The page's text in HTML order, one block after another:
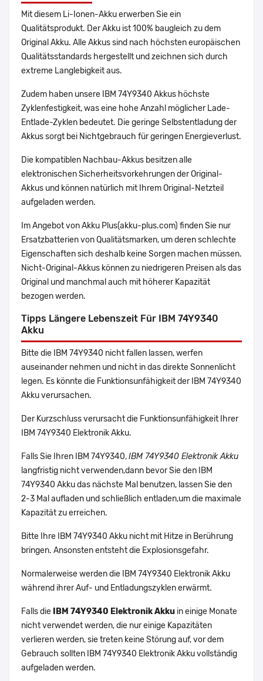
Mit diesem Li-Ionen-Akku erwerben Sie ein
Qualitätsprodukt. Der Akku ist 100% baugleich zu dem
Original Akku. Alle Akkus sind nach höchsten europäischen
Qualitätsstandards hergestellt und zeichnen sich durch
extreme Langlebigkeit aus.
Zudem haben unsere IBM 74Y9340 Akkus höchste
Zyklenfestigkeit, was eine hohe Anzahl möglicher Lade-
Entlade-Zyklen bedeutet. Die geringe Selbstentladung der
Akkus sorgt bei Nichtgebrauch für geringen Energieverlust.
Die kompatiblen Nachbau-Akkus besitzen alle
elektronischen Sicherheitsvorkehrungen der Original-
Akkus und können natürlich mit Ihrem Original-Netzteil
aufgeladen werden.
Im Angebot von Akku Plus(akku-plus.com) finden Sie nur
Ersatzbatterien von Qualitätsmarken, um deren schlechte
Eigenschaften sich deshalb keine Sorgen machen müssen.
Nicht-Original-Akkus können zu niedrigeren Preisen als das
Original und manchmal auch mit höherer Kapazität
bezogen werden.
Tipps Längere Lebenszeit Für IBM 74Y9340
Akku
Bitte die IBM 74Y9340 nicht fallen lassen, werfen
auseinander nehmen und nicht in das direkte Sonnenlicht
legen. Es könnte die Funktionsunfähigkeit der IBM 74Y9340
Akku verursachen.
Der Kurzschluss verursacht die Funktionsunfähigkeit Ihrer
IBM 74Y9340 Elektronik Akku.
Falls Sie Ihren IBM 74Y9340,IBM 74Y9340 Elektronik Akku
langfristig nicht verwenden,dann bevor Sie den IBM
74Y9340 Akku das nächste Mal benutzen, lassen Sie den
2-3 Mal aufladen und schließlich entladen,um die maximale
Kapazität zu erreichen.
Bitte Ihre IBM 74Y9340 Akku nicht mit Hitze in Berührung
bringen. Ansonsten entsteht die Explosionsgefahr.
Normalerweise werden die IBM 74Y9340 Elektronik Akku
während ihrer Auf- und Entladungszyklen erwärmt.
Falls die IBM 74Y9340 Elektronik Akku in einige Monate
nicht verwendet werden, die nur einige Kapazitäten
verlieren werden, sie treten keine Störung auf, vor dem
Gebrauch sollten IBM 74Y9340 Elektronik Akku vollständig
aufgeladen werden.